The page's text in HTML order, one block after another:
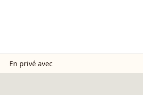
En privé avec